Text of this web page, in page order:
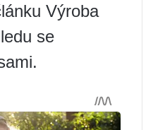
Výroba
se